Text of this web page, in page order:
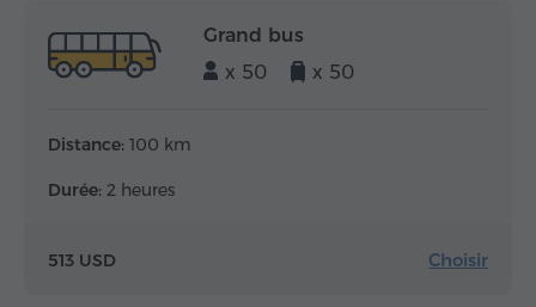
Grand bus
x 50
x 50
Distance: 100 km
Durée: 2 heures
513 USD Choisir